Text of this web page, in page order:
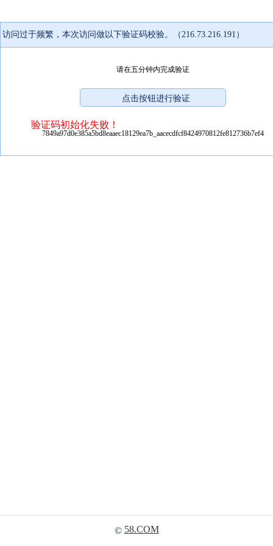
访问过于频繁，本次访问做以下验证码校验。（216.73.216.191）
请在五分钟内完成验证
验证码初始化失败！
7849a97d0e385a5bd8eaaec18129ea7b_aacecdfcf8424970812fe812736b7ef4
© 58.COM